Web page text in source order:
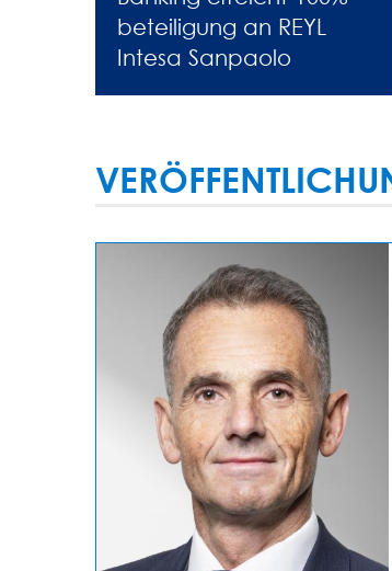
beteiligung an REYL
Intesa Sanpaolo